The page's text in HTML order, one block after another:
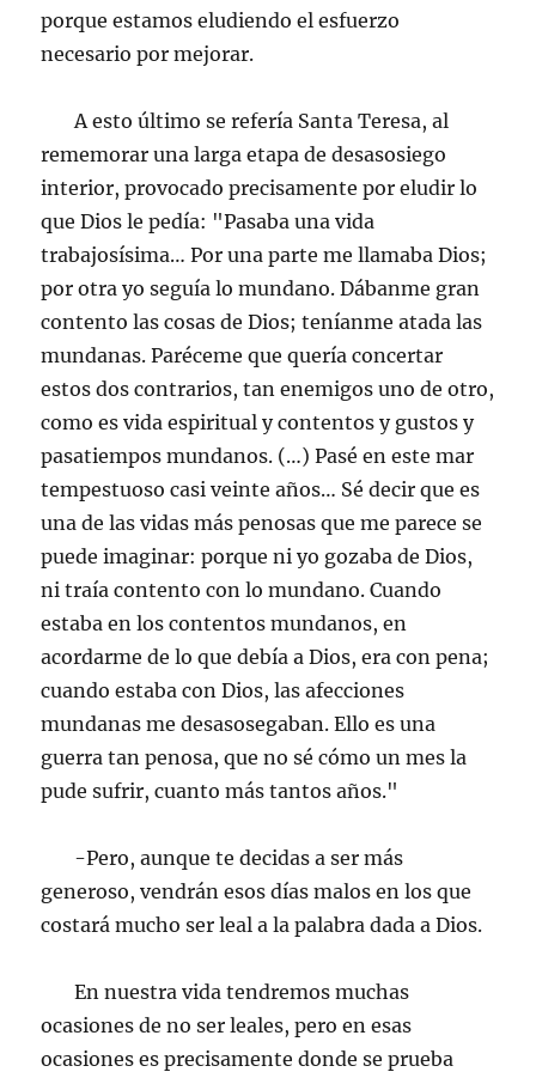
porque estamos eludiendo el esfuerzo
necesario por mejorar.
A esto último se refería Santa Teresa, al
rememorar una larga etapa de desasosiego
interior, provocado precisamente por eludir lo
que Dios le pedía: "Pasaba una vida
trabajosísima… Por una parte me llamaba Dios;
por otra yo seguía lo mundano. Dábanme gran
contento las cosas de Dios; teníanme atada las
mundanas. Paréceme que quería concertar
estos dos contrarios, tan enemigos uno de otro,
como es vida espiritual y contentos y gustos y
pasatiempos mundanos. (…) Pasé en este mar
tempestuoso casi veinte años… Sé decir que es
una de las vidas más penosas que me parece se
puede imaginar: porque ni yo gozaba de Dios,
ni traía contento con lo mundano. Cuando
estaba en los contentos mundanos, en
acordarme de lo que debía a Dios, era con pena;
cuando estaba con Dios, las afecciones
mundanas me desasosegaban. Ello es una
guerra tan penosa, que no sé cómo un mes la
pude sufrir, cuanto más tantos años."
-Pero, aunque te decidas a ser más
generoso, vendrán esos días malos en los que
costará mucho ser leal a la palabra dada a Dios.
En nuestra vida tendremos muchas
ocasiones de no ser leales, pero en esas
ocasiones es precisamente donde se prueba